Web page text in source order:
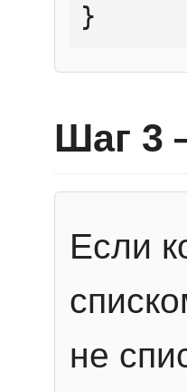
}
Шаг 3
Если
не